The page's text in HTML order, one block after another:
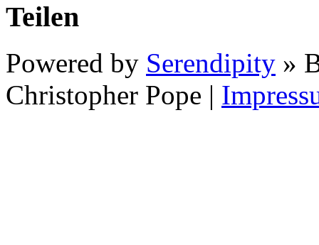
Teilen
Powered by Serendipity »
Christopher Pope |